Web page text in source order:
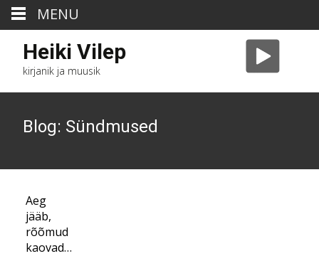
Heiki Vilep
kirjanik ja muusik
Blog: Sündmused
Aeg
jääb,
rõõmud
kaovad…
MENU